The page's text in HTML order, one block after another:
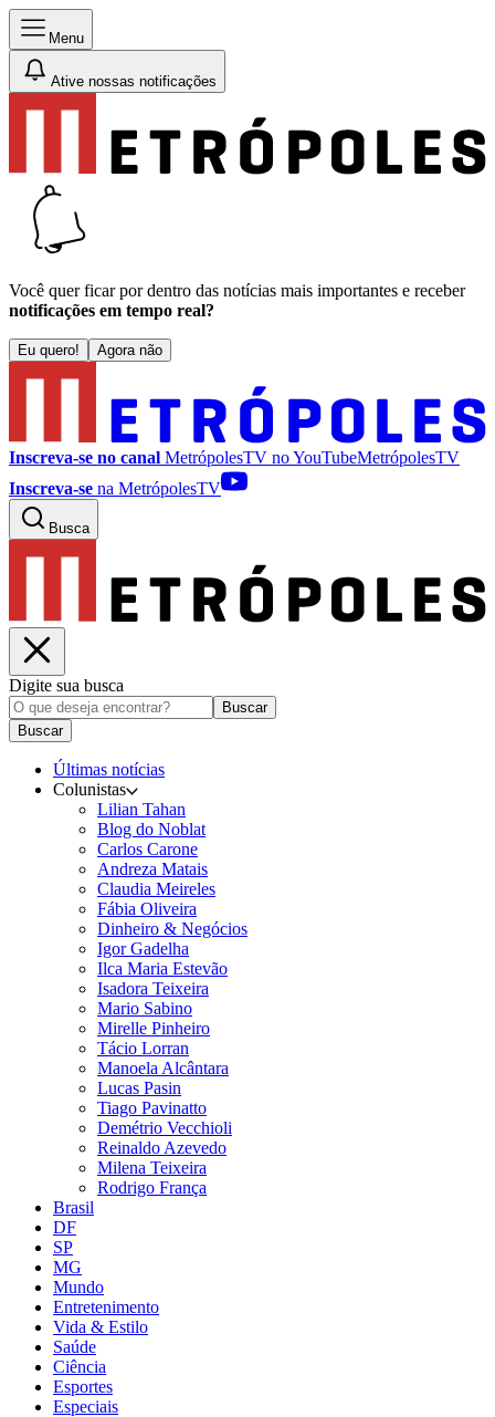
Menu
Ative nossas notificações
Você quer ficar por dentro das notícias mais importantes e receber
notificações em tempo real?
Eu quero! Agora não
Inscreva-se no canal MetrópolesTV noYouTubeMetrópolesTV
Inscreva-se na MetrópolesTV
Busca
Digite sua busca
Buscar
Buscar
Últimas notícias
Colunistas
Lilian Tahan
Blog do Noblat
Carlos Carone
Andreza Matais
Claudia Meireles
Fábia Oliveira
Dinheiro & Negócios
Igor Gadelha
Ilca Maria Estevão
Isadora Teixeira
Mario Sabino
Mirelle Pinheiro
Tácio Lorran
Manoela Alcântara
Lucas Pasin
Tiago Pavinatto
Demétrio Vecchioli
Reinaldo Azevedo
Milena Teixeira
Rodrigo França
Brasil
DF
SP
MG
Mundo
Entretenimento
Vida & Estilo
Saúde
Ciência
Esportes
Especiais